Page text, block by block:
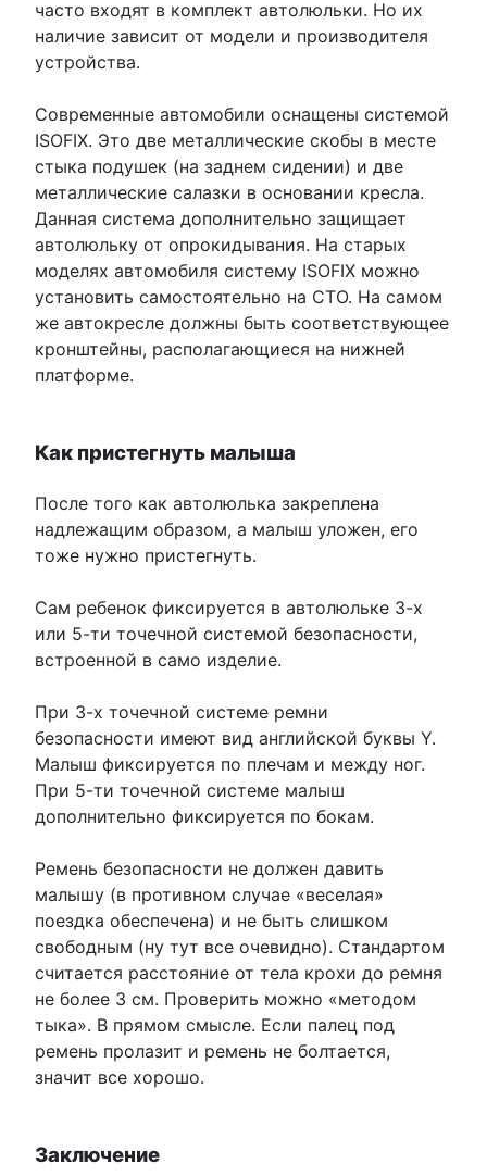
часто входят в комплект автолюльки. Но их
наличие зависит от модели и производителя
устройства.
Современные автомобили оснащены системой
ISOFIX. Это две металлические скобы в месте
стыка подушек (на заднем сидении) и две
металлические салазки в основании кресла.
Данная система дополнительно защищает
автолюльку от опрокидывания. На старых
моделях автомобиля систему ISOFIX можно
установить самостоятельно на СТО. На самом
же автокресле должны быть соответствующее
кронштейны, располагающиеся на нижней
платформе.
Как пристегнуть малыша
После того как автолюлька закреплена
надлежащим образом, а малыш уложен, его
тоже нужно пристегнуть.
Сам ребенок фиксируется в автолюльке 3-х
или 5-ти точечной системой безопасности,
встроенной в само изделие.
При 3-х точечной системе ремни
безопасности имеют вид английской буквы Y.
Малыш фиксируется по плечам и между ног.
При 5-ти точечной системе малыш
дополнительно фиксируется по бокам.
Ремень безопасности не должен давить
малышу (в противном случае «веселая»
поездка обеспечена) и не быть слишком
свободным (ну тут все очевидно). Стандартом
считается расстояние от тела крохи до ремня
не более 3 см. Проверить можно «методом
тыка». В прямом смысле. Если палец под
ремень пролазит и ремень не болтается,
значит все хорошо.
Заключение